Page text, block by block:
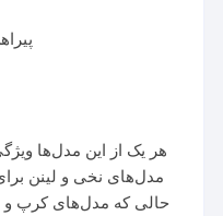
هر یک از این مدل‌ها
مدل‌های نخی و لینن
حالی که مدل‌های کرپ و